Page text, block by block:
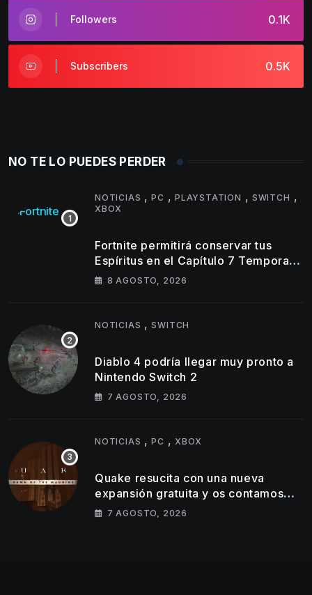
0.1K
Followers
0.5K
Subscribers
NO TE LO PUEDES PERDER
NOTICIAS ,PC ,PLAYSTATION , SWITCH ,
XBOX
Fortnite permitirá conservar tus
Espíritus en el Capítulo 7 Temporada
4 8 AGOSTO, 2026
NOTICIAS ,SWITCH
Diablo 4 podría llegar muy pronto a
Nintendo Switch 2
7 AGOSTO, 2026
NOTICIAS ,PC ,XBOX
Quake resucita con una nueva
expansión gratuita y os contamos
todos los detalles
7 AGOSTO, 2026